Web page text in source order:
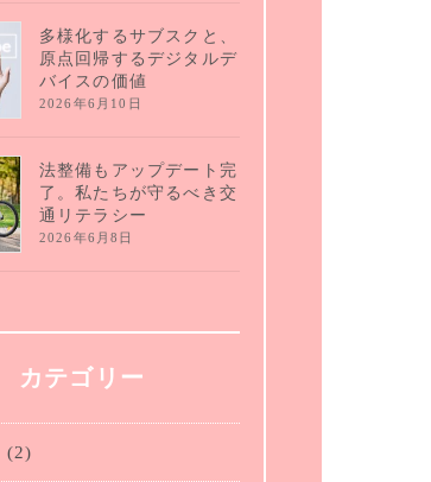
多様化するサブスクと、
原点回帰するデジタルデ
バイスの価値
2026年6月10日
法整備もアップデート完
了。私たちが守るべき交
通リテラシー
2026年6月8日
カテゴリー
(2)